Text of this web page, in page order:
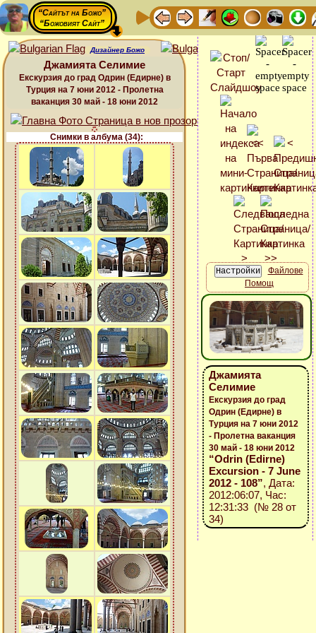
“Сайтът на Божо”
“Божовият Сайт”
Дизайнер Божо
Джамията Селимие
Екскурзия до град Одрин (Едирне) в
Турция на 7 юни 2012 - Пролетна
ваканция 30 май - 18 юни 2012
Снимки в албума (34):
Файлове
Помощ
Джамията
Селимие
Екскурзия до град
Одрин (Едирне) в
Турция на 7 юни 2012
- Пролетна ваканция
30 май - 18 юни 2012
“Odrin (Edirne)
Excursion - 7 June
2012 - 108”, Дата:
2012:06:07, Час:
12:31:33 (№ 28 от
34)